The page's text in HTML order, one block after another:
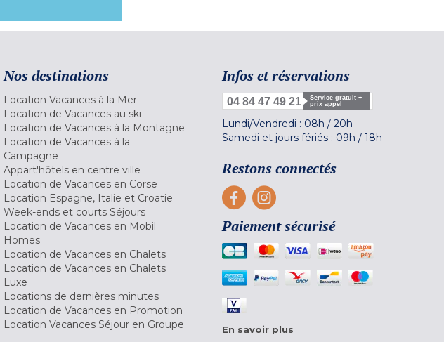
Nos destinations
Location Vacances à la Mer
Location de Vacances au ski
Location de Vacances à la Montagne
Location de Vacances à la
Campagne
Appart'hôtels en centre ville
Location de Vacances en Corse
Location Espagne, Italie et Croatie
Week-ends et courts Séjours
Location de Vacances en Mobil
Homes
Location de Vacances en Chalets
Location de Vacances en Chalets
Luxe
Locations de dernières minutes
Location de Vacances en Promotion
Location Vacances Séjour en Groupe
Infos et réservations
04 84 47 49 21
Service gratuit +
prix appel
Lundi/Vendredi : 08h / 20h
Samedi et jours fériés : 09h / 18h
Restons connectés
Paiement sécurisé
En savoir plus